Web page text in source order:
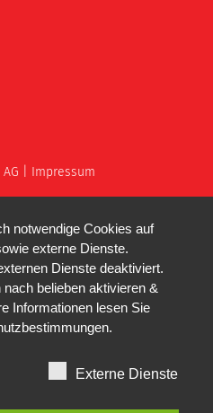
Impressum
notwendige Cookies auf
externe Dienste.
Dienste deaktiviert.
belieben aktivieren &
Informationen lesen Sie
.
Externe Dienste